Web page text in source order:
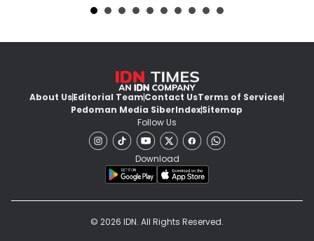
About UsEditorial TeamContact UsTerms of Services
Pedoman Media SiberIndexSitemap
Follow Us
Download
© 2026 IDN. All Rights Reserved.